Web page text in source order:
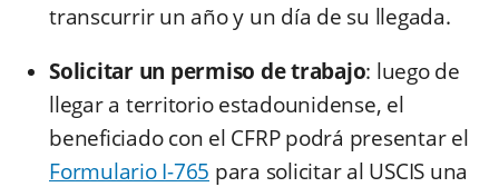
transcurrir un año y un día de su llegada.
Solicitar un permiso de trabajo: luego de
llegar a territorio estadounidense, el
beneficiado con el CFRP podrá presentar el
Formulario I-765 para solicitar al USCIS una